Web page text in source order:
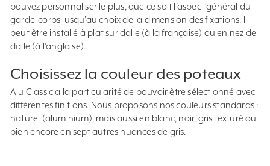
pouvez personnaliser le plus, que ce soit l’aspect général du
garde-corps jusqu’au choix de la dimension des fixations. Il
peut être installé à plat sur dalle (à la française) ou en nez de
dalle (à l’anglaise).
Choisissez la couleur des poteaux
Alu Classic a la particularité de pouvoir être sélectionné avec
différentes finitions. Nous proposons nos couleurs standards :
naturel (aluminium), mais aussi en blanc, noir, gris texturé ou
bien encore en sept autres nuances de gris.